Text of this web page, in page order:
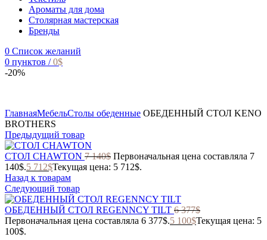
Ароматы для дома
Столярная мастерская
Бренды
0 Список желаний
0 пунктов / 0$
-20%
ГлавнаяМебельСтолы обеденные ОБЕДЕННЫЙ СТОЛ KENO
BROTHERS
Предыдущий товар
СТОЛ CHAWTON 7 140$ Первоначальная цена составляла 7
140$.5 712$Текущая цена: 5 712$.
Назад к товарам
Следующий товар
ОБЕДЕННЫЙ СТОЛ REGENNCY TILT 6 377$
Первоначальная цена составляла 6 377$.5 100$Текущая цена: 5
100$.